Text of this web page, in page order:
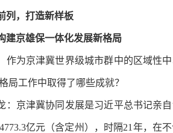
列，打造新样板
建京雄保一体化发展新格局
作为京津冀世界级城市群中的区域性
局工作中取得了哪些成就？
：京津冀协同发展是习近平总书记亲
亿元（含定州），时隔21年，在